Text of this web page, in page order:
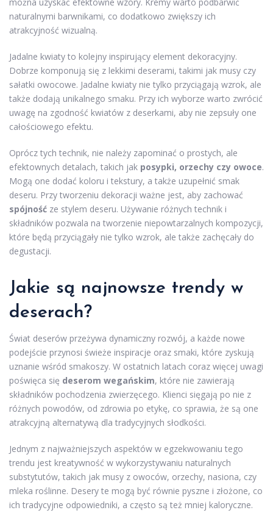
naturalnymi barwnikami, co dodatkowo zwiększy ich
atrakcyjność wizualną.
Jadalne kwiaty to kolejny inspirujący element dekoracyjny.
Dobrze komponują się z lekkimi deserami, takimi jak musy czy
sałatki owocowe. Jadalne kwiaty nie tylko przyciągają wzrok, ale
także dodają unikalnego smaku. Przy ich wyborze warto zwrócić
uwagę na zgodność kwiatów z deserkami, aby nie zepsuły one
całościowego efektu.
Oprócz tych technik, nie należy zapominać o prostych, ale
efektownych detalach, takich jak posypki, orzechy czy owoce.
Mogą one dodać koloru i tekstury, a także uzupełnić smak
deseru. Przy tworzeniu dekoracji ważne jest, aby zachować
spójność ze stylem deseru. Używanie różnych technik i
składników pozwala na tworzenie niepowtarzalnych kompozycji,
które będą przyciągały nie tylko wzrok, ale także zachęcały do
degustacji.
Jakie są najnowsze trendy w
deserach?
Świat deserów przeżywa dynamiczny rozwój, a każde nowe
podejście przynosi świeże inspiracje oraz smaki, które zyskują
uznanie wśród smakoszy. W ostatnich latach coraz więcej uwagi
poświęca się deserom wegańskim, które nie zawierają
składników pochodzenia zwierzęcego. Klienci sięgają po nie z
różnych powodów, od zdrowia po etykę, co sprawia, że są one
atrakcyjną alternatywą dla tradycyjnych słodkości.
Jednym z najważniejszych aspektów w egzekwowaniu tego
trendu jest kreatywność w wykorzystywaniu naturalnych
substytutów, takich jak musy z owoców, orzechy, nasiona, czy
mleka roślinne. Desery te mogą być równie pyszne i złożone, co
ich tradycyjne odpowiedniki, a często są też mniej kaloryczne.